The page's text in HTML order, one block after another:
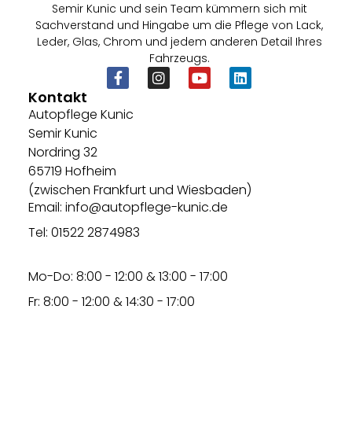
Semir Kunic und sein Team kümmern sich mit
Sachverstand und Hingabe um die Pflege von Lack,
Leder, Glas, Chrom und jedem anderen Detail Ihres
Fahrzeugs.
Kontakt
Autopflege Kunic
Semir Kunic
Nordring 32
65719 Hofheim
(zwischen Frankfurt und Wiesbaden)
Email: info@autopflege-kunic.de
Tel: 01522 2874983
Mo-Do: 8:00 - 12:00 & 13:00 - 17:00
Fr: 8:00 - 12:00 & 14:30 - 17:00